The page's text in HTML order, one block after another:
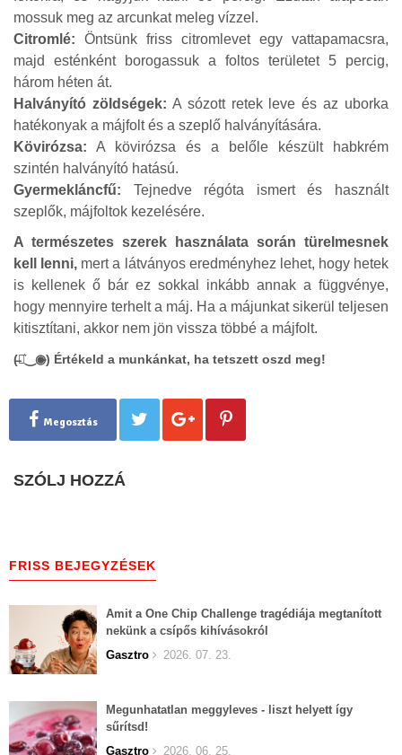
mossuk meg az arcunkat meleg vízzel.
Citromlé: Öntsünk friss citromlevet egy vattapamacsra,
majd esténként borogassuk a foltos területet 5 percig,
három héten át.
Halványító zöldségek: A sózott retek leve és az uborka
hatékonyak a májfolt és a szeplő halványítására.
Kövirózsa: A kövirózsa és a belőle készült habkrém
szintén halványító hatású.
Gyermekláncfű: Tejnedve régóta ismert és használt
szeplők, májfoltok kezelésére.
A természetes szerek használata során türelmesnek
kell lenni, mert a látványos eredményhez lehet, hogy hetek
is kellenek ő bár ez sokkal inkább annak a függvénye,
hogy mennyire terhelt a máj. Ha a májunkat sikerül teljesen
kitisztítani, akkor nem jön vissza többé a májfolt.
(̶◉͛‿◉̶) Értékeld a munkánkat, ha tetszett oszd meg!
Megosztás
SZÓLJ HOZZÁ
FRISS BEJEGYZÉSEK
Amit a One Chip Challenge tragédiája megtanított
nekünk a csípős kihívásokról
Gasztro
2026. 07. 23.
Megunhatatlan meggyleves - liszt helyett így
sűrítsd!
Gasztro
2026. 06. 25.